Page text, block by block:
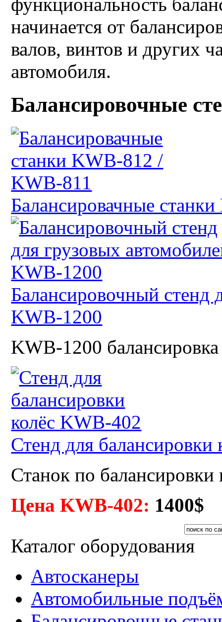
начинается от
валов, винтов и других
автомобиля.
Балансировочные
Балансировачные
Балансировочный стенд
KWB-1200
KWB-1200
Стенд для
Станок по балансировки
Цена KWB-402: 1400$
Каталог оборудования
Автосканеры
Автомобильные